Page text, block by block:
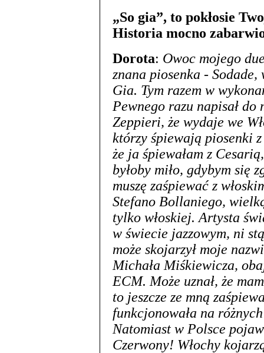
„So gia”, to pokłosie
Historia mocno
Dorota: Owoc mojego
znana piosenka -
Gia. Tym razem w
Pewnego razu napisał
Zeppieri, że wydaje we
którzy śpiewają piosenki
że ja śpiewałam z
byłoby miło, gdybym się
muszę zaśpiewać z
Stefano Bollaniego,
tylko włoskiej. Artysta
w świecie jazzowym, ni
może skojarzył moje
Michała Miśkiewicza,
ECM. Może uznał, że
to jeszcze ze mną
funkcjonowała na
Natomiast w Polsce
Czerwony! Włochy